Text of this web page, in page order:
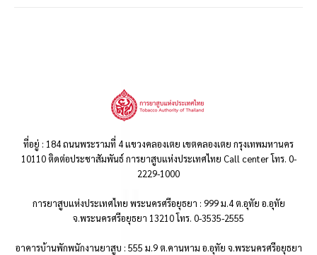
ที่อยู่ : 184 ถนนพระรามที่ 4 แขวงคลองเตย เขตคลองเตย กรุงเทพมหานคร
10110 ติดต่อประชาสัมพันธ์ การยาสูบแห่งประเทศไทย Call center โทร. 0-
2229-1000
การยาสูบแห่งประเทศไทย พระนครศรีอยุธยา : 999 ม.4 ต.อุทัย อ.อุทัย
จ.พระนครศรีอยุธยา 13210 โทร. 0-3535-2555
อาคารบ้านพักพนักงานยาสูบ : 555 ม.9 ต.คานหาม อ.อุทัย จ.พระนครศรีอยุธยา